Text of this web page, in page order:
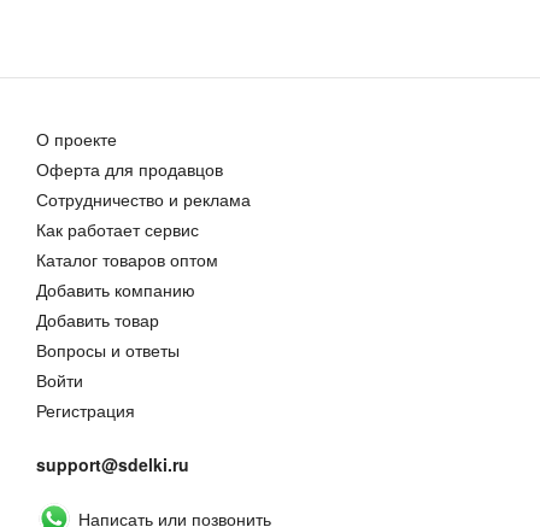
О проекте
Оферта для продавцов
Сотрудничество и реклама
Как работает сервис
Каталог товаров оптом
Добавить компанию
Добавить товар
Вопросы и ответы
Войти
Регистрация
support@sdelki.ru
Написать или позвонить